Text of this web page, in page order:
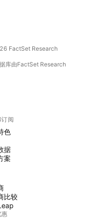
FactSet Research
库由FactSet Research
阅
色
据
案
比较
惠